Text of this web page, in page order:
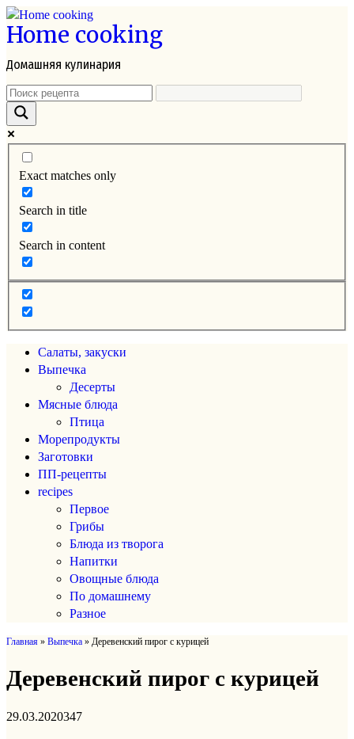
Перейти
к
Home cooking
Домашняя кулинария
Exact matches only
Search in title
Search in content
Салаты, закуски
Выпечка
Десерты
Мясные блюда
Птица
Морепродукты
Заготовки
ПП-рецепты
recipes
Первое
Грибы
Блюда из творога
Напитки
Овощные блюда
По домашнему
Разное
Главная » Выпечка » Деревенский пирог с курицей
Деревенский пирог с курицей
29.03.2020347